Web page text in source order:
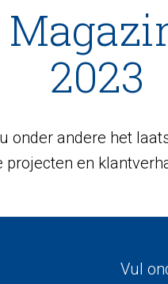
2023
onder andere het
en
Vul